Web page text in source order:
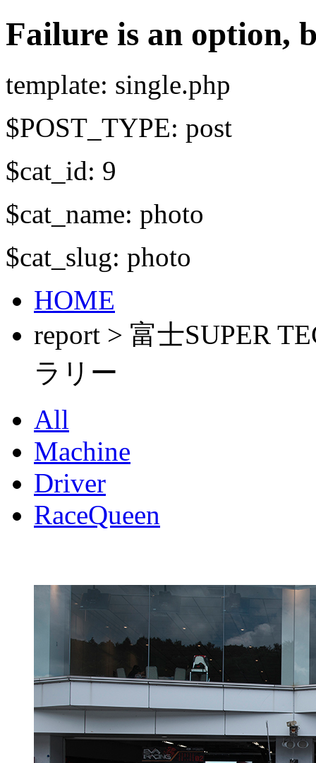
Failure is an option,
template: single.php
$POST_TYPE: post
$cat_id: 9
$cat_name: photo
$cat_slug: photo
HOME
report > 富士SUPER
ラリー
All
Machine
Driver
RaceQueen